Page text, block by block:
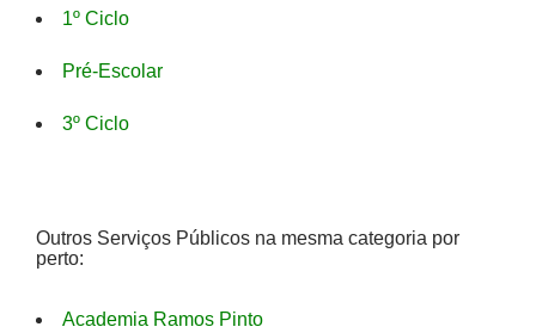
1º Ciclo
Pré-Escolar
3º Ciclo
Outros Serviços Públicos na mesma categoria por
perto:
Academia Ramos Pinto